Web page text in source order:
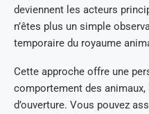
deviennent les acteurs
n’êtes plus un simple
temporaire du royaume
Cette approche offre une
comportement des animaux,
d’ouverture. Vous pouvez